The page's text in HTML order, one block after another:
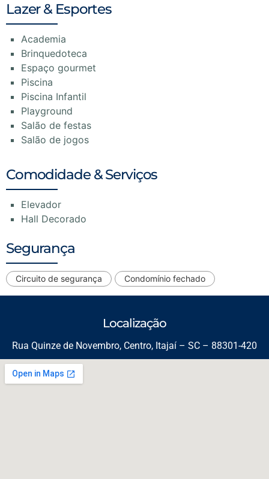
Lazer & Esportes
Academia
Brinquedoteca
Espaço gourmet
Piscina
Piscina Infantil
Playground
Salão de festas
Salão de jogos
Comodidade & Serviços
Elevador
Hall Decorado
Segurança
Circuito de segurança Condomínio fechado
Localização
Rua Quinze de Novembro, Centro, Itajaí – SC – 88301-420